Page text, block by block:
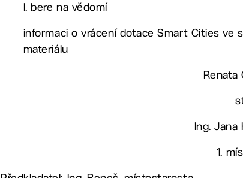
I. bere na vědomí
informaci o vrácení dotace Smart Cities ve
materiálu
Renata
Ing. Jana
1.